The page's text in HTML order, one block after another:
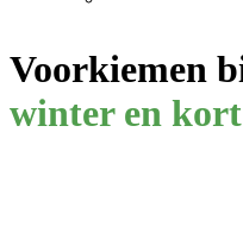
Voorkiemen
winter en